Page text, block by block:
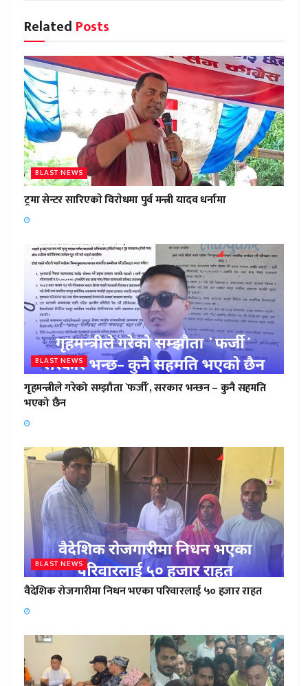
Related Posts
BLAST NEWS
ट्रमा सेन्टर सारिएकाे विराेधमा पुर्व मन्त्री यादव धर्नामा
BLAST NEWS
गृहमन्त्रीले गरेको सम्झौता `फर्जी´, सरकार भन्छन – कुनै सहमति
भएको छैन
BLAST NEWS
वैदेशिक रोजगारीमा निधन भएका परिवारलाई ५० हजार राहत